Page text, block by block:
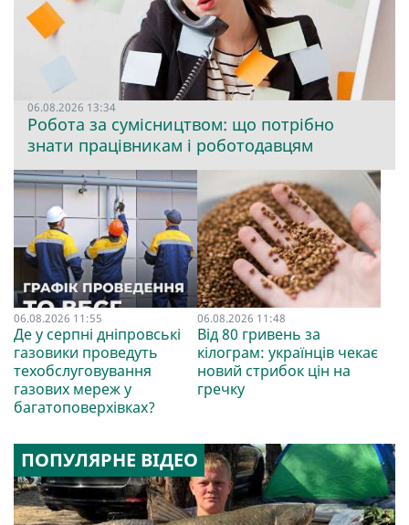
06.08.2026 13:34
Робота за сумісництвом: що потрібно
знати працівникам і роботодавцям
06.08.2026 11:55
Де у серпні дніпровські
газовики проведуть
техобслуговування
газових мереж у
багатоповерхівках?
06.08.2026 11:48
Від 80 гривень за
кілограм: українців чекає
новий стрибок цін на
гречку
ПОПУЛЯРНЕ ВІДЕО